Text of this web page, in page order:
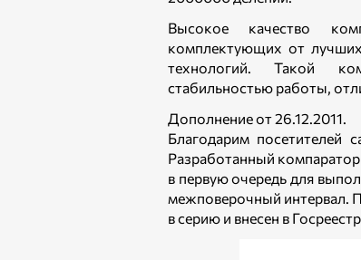
Высокое качество
комплектующих от
технологий. Такой
стабильностью работы,
Дополнение от 26.12.2011.
Благодарим посетителей
Разработанный
в первую очередь для
межповерочный интервал.
в серию и внесен в